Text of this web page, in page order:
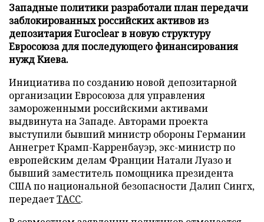
Западные политики разработали план передачи
заблокированных российских активов из
депозитария Euroclear в новую структуру
Евросоюза для последующего финансирования
нужд Киева.
Инициатива по созданию новой депозитарной
организации Евросоюза для управления
замороженными российскими активами
выдвинута на Западе. Авторами проекта
выступили бывший министр обороны Германии
Аннегрет Крамп-Карренбауэр, экс-министр по
европейским делам Франции Натали Луазо и
бывший заместитель помощника президента
США по национальной безопасности Далип Сингх,
передаетТАСС.